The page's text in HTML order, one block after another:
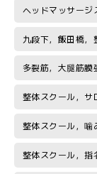
ヘッドマッサージ
九段下，飯田橋，
多裂筋，大腿筋膜
整体スクール，サ
整体スクール，噛
整体スクール，指